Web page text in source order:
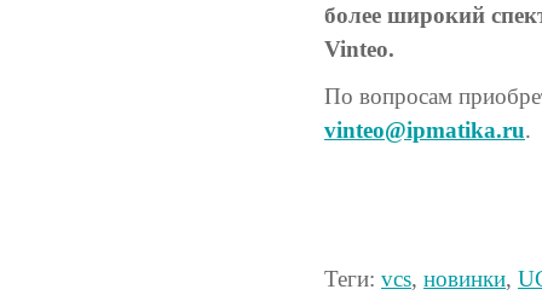
более широкий
Vinteo.
По вопросам
vinteo@ipmatika.ru.
Теги: vcs, новинки,